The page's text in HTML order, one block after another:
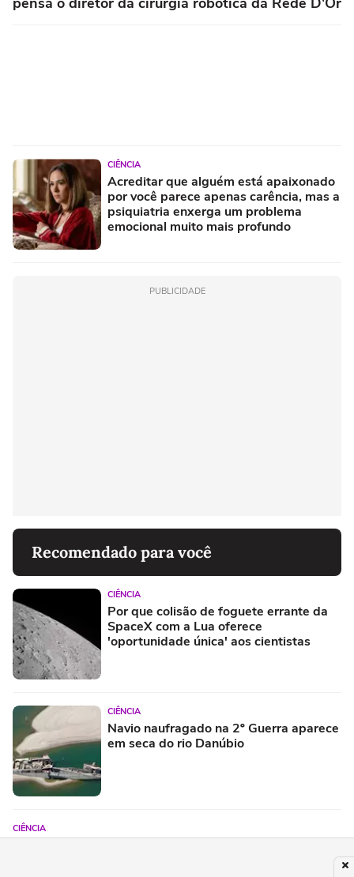
CIÊNCIA
Acreditar que alguém está apaixonado
por você parece apenas carência, mas a
psiquiatria enxerga um problema
emocional muito mais profundo
PUBLICIDADE
Recomendado para você
CIÊNCIA
Por que colisão de foguete errante da
SpaceX com a Lua oferece
'oportunidade única' aos cientistas
CIÊNCIA
Navio naufragado na 2º Guerra aparece
em seca do rio Danúbio
CIÊNCIA